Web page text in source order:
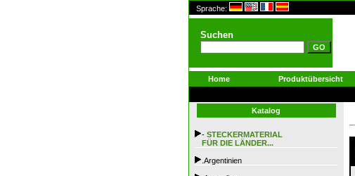
Sprache:
Suchen
Home Produktübersicht
Katalog
- STECKERMATERIAL
FÜR DIE LÄNDER...
.Argentinien